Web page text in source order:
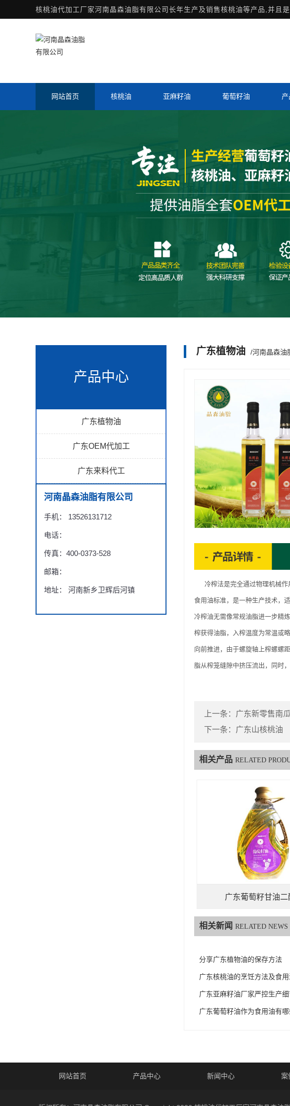
核桃油代加工厂家河南晶森油脂有限公司长年生产及销售核桃油等产品,并且
网站首页 核桃油 亚麻籽油 葡萄籽油
产品中心
广东植物油
广东OEM代加工
广东来料代工
河南晶森油脂有限公司
手机： 13526131712
电话：
传真：400-0373-528
邮箱：
地址： 河南新乡卫辉后河镇
广东植物油 /河南晶森油
冷榨法是完全通过物理机械作
食用油标准，是一种生产技术，
冷榨油无需像常规油脂进一步精
榨获得油脂，入榨温度为常温或
向前推进，由于螺旋轴上榨螺螺
脂从榨笼缝隙中挤压流出，同时
上一条： 广东新零售南
下一条： 广东山核桃油
相关产品 RELATED
广东葡萄籽甘油二
相关新闻 RELATED NEWS
分享广东植物油的保存方法
广东核桃油的烹饪方法及食
广东亚麻籽油厂家严控生产
广东葡萄籽油作为食用油有
网站首页 产品中心 新闻中心 案